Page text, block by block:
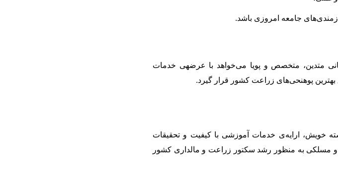
های جامعه امروزی باشد.
متدین، متخصص و پویا میخواهد با عرضه‏ی خدمات
پوهنحیهای زراعت کشور قرار گیرد.
خویش، ارایهی خدمات آموزشی با کیفیت و تحقیقات
مسلکی به منظور رشد سکتور زراعت و مالداری کشور